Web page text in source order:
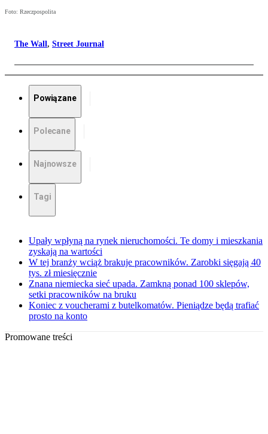
Foto: Rzeczpospolita
The Wall, Street Journal
Powiązane
Polecane
Najnowsze
Tagi
Upały wpłyną na rynek nieruchomości. Te domy i mieszkania
zyskają na wartości
W tej branży wciąż brakuje pracowników. Zarobki sięgają 40
tys. zł miesięcznie
Znana niemiecka sieć upada. Zamkną ponad 100 sklepów,
setki pracowników na bruku
Koniec z voucherami z butelkomatów. Pieniądze będą trafiać
prosto na konto
Promowane treści